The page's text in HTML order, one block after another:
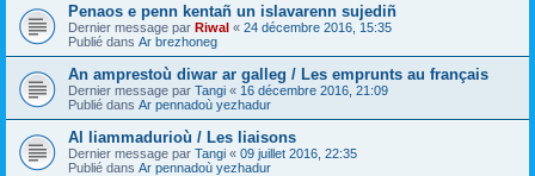
Penaos e penn kentañ un islavarenn sujediñ
Dernier message par Riwal « 24 décembre 2016, 15:35
Publié dans Ar brezhoneg
An amprestoù diwar ar galleg / Les emprunts au français
Dernier message par Tangi « 16 décembre 2016, 21:09
Publié dans Ar pennadoù yezhadur
Al liammadurioù / Les liaisons
Dernier message par Tangi « 09 juillet 2016, 22:35
Publié dans Ar pennadoù yezhadur